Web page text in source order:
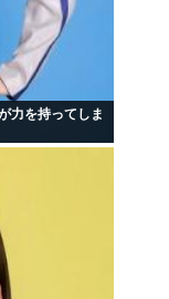
力を持ってしま